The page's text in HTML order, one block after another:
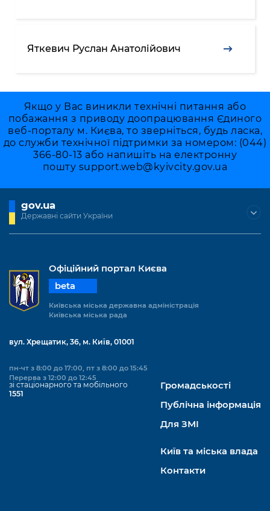
Яткевич Руслан Анатолійович
Якщо у Вас виникли технічні питання або
побажання з приводу доопрацювання Єдиного
веб-порталу м. Києва, то зверніться, будь ласка,
до служби технічної підтримки за номером: (044)
366-80-13 або напишіть на електронну
пошту support.web@kyivcity.gov.ua
gov.ua
Державні сайти України
Офіційний портал Києва
beta
Київська міська державна адміністрація
Київська міська рада
вул. Хрещатик, 36, м. Київ, 01001
пн-чт з 8:00 до 17:00, пт з 8:00 до 15:45
Перерва з 12:00 до 12:45
зі стаціонарного та мобільного
1551
Громадськості
Публічна інформація
Для ЗМІ
Київ та міська влада
Контакти